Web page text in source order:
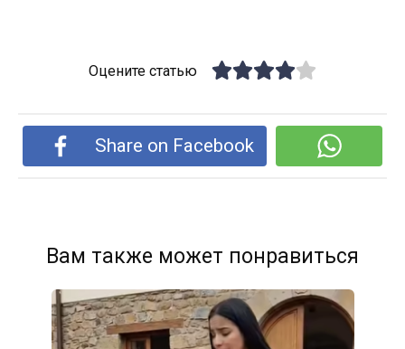
Оцените статью
Share on Facebook
Вам также может понравиться